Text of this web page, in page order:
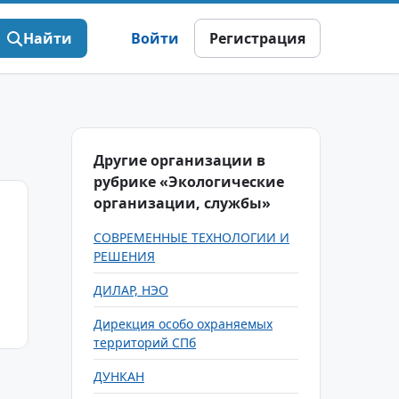
Найти Войти Регистрация
Другие организации в
рубрике «Экологические
организации, службы»
СОВРЕМЕННЫЕ ТЕХНОЛОГИИ И
РЕШЕНИЯ
ДИЛАР, НЭО
Дирекция особо охраняемых
территорий СПб
ДУНКАН